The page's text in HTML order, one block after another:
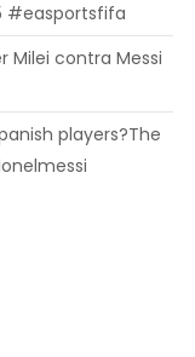
Milei contra Messi
players?The